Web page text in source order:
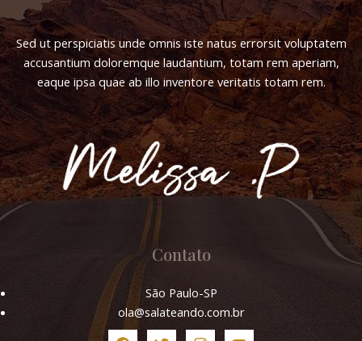
Sed ut perspiciatis unde omnis iste natus errorsit voluptatem
accusantium doloremque laudantium, totam rem aperiam,
eaque ipsa quae ab illo inventore veritatis totam rem.
Contato
São Paulo-SP
ola@salateando.com.br